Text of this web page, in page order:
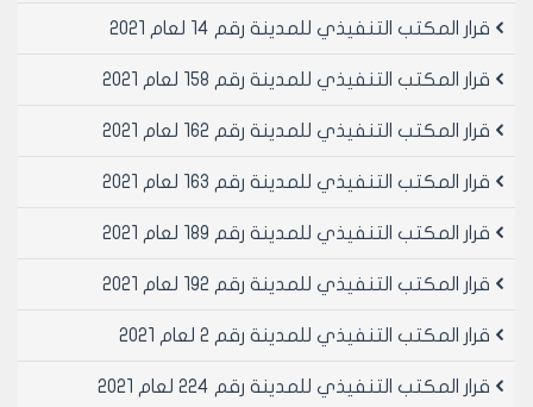
6. تصديق ضبط لجنة تقدير بدلات إيجار عقارات مجلس مدينة
استثمارها المؤرخ في 5/4/2000 المتضمن تقدير إيجار
غرفتين القائمتين على المحضر /53/ منطقة عقارية سابعة
بمبلغ /1000/ل. س عشرة آلاف ليرة سورية لا غير سنوياً.
حلب المؤجرة أو المقرر تأجيرها والمستثمرة أو المقرر
الحانوت القائم على المحضر /57/ في منطقة عقارية
س ثلاثون ألفاً ليرة سورية لا غير سنوياً.
قرار المكتب التنفيذي للمدينة رقم 14 لعام 2021
قرار المكتب التنفيذي للمدينة رقم 158 لعام 2021
قرار المكتب التنفيذي للمدينة رقم 162 لعام 2021
قرار المكتب التنفيذي للمدينة رقم 163 لعام 2021
قرار المكتب التنفيذي للمدينة رقم 189 لعام 2021
قرار المكتب التنفيذي للمدينة رقم 192 لعام 2021
قرار المكتب التنفيذي للمدينة رقم 2 لعام 2021
قرار المكتب التنفيذي للمدينة رقم 224 لعام 2021